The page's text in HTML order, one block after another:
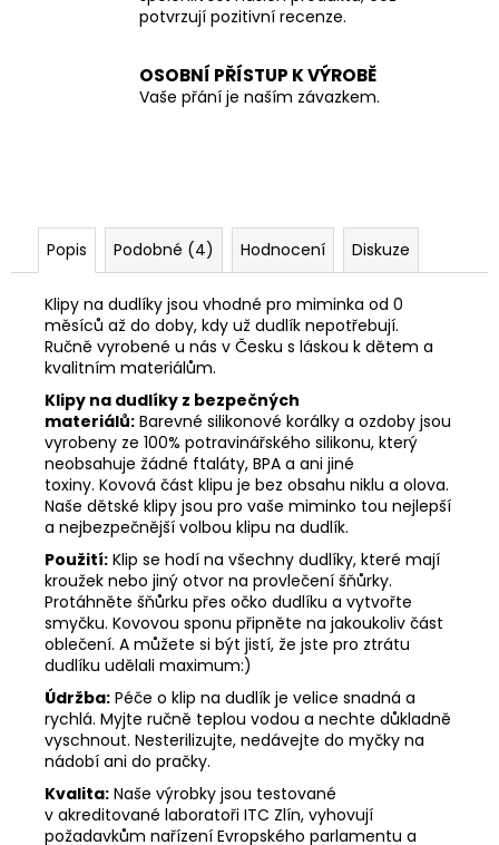
potvrzují pozitivní recenze.
OSOBNÍ PŘÍSTUP K VÝROBĚ
Vaše přání je naším závazkem.
Popis Podobné (4) Hodnocení Diskuze
Klipy na dudlíky jsou vhodné pro miminka od 0
měsíců až do doby, kdy už dudlík nepotřebují.
Ručně vyrobené u nás v Česku s láskou k dětem a
kvalitním materiálům.
Klipy na dudlíky z bezpečných
materiálů: Barevné silikonové korálky a ozdoby jsou
vyrobeny ze 100% potravinářského silikonu, který
neobsahuje žádné ftaláty, BPA a ani jiné
toxiny. Kovová část klipu je bez obsahu niklu a olova.
Naše dětské klipy jsou pro vaše miminko tou nejlepší
a nejbezpečnější volbou klipu na dudlík.
Použití: Klip se hodí na všechny dudlíky, které mají
kroužek nebo jiný otvor na provlečení šňůrky.
Protáhněte šňůrku přes očko dudlíku a vytvořte
smyčku. Kovovou sponu připněte na jakoukoliv část
oblečení. A můžete si být jistí, že jste pro ztrátu
dudlíku udělali maximum:)
Údržba: Péče o klip na dudlík je velice snadná a
rychlá. Myjte ručně teplou vodou a nechte důkladně
vyschnout. Nesterilizujte, nedávejte do myčky na
nádobí ani do pračky.
Kvalita: Naše výrobky jsou testované
v akreditované laboratoři ITC Zlín, vyhovují
požadavkům nařízení Evropského parlamentu a